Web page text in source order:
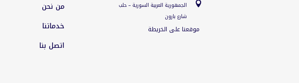

الجمهورية العربية السورية – حلب
شارع بارون
موقعنا على الخريطة
من نحن
خدماتنا
اتصل بنا